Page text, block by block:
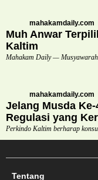
mahakamdaily.com
Muh Anwar
Kaltim
Mahakam Daily —
mahakamdaily.com
Jelang Musda
Regulasi yang
Perkindo Kaltim berharap
Tentang